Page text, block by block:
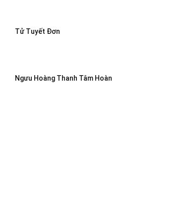
Tử Tuyết Đơn
Ngưu Hoàng Thanh Tâm Hoàn